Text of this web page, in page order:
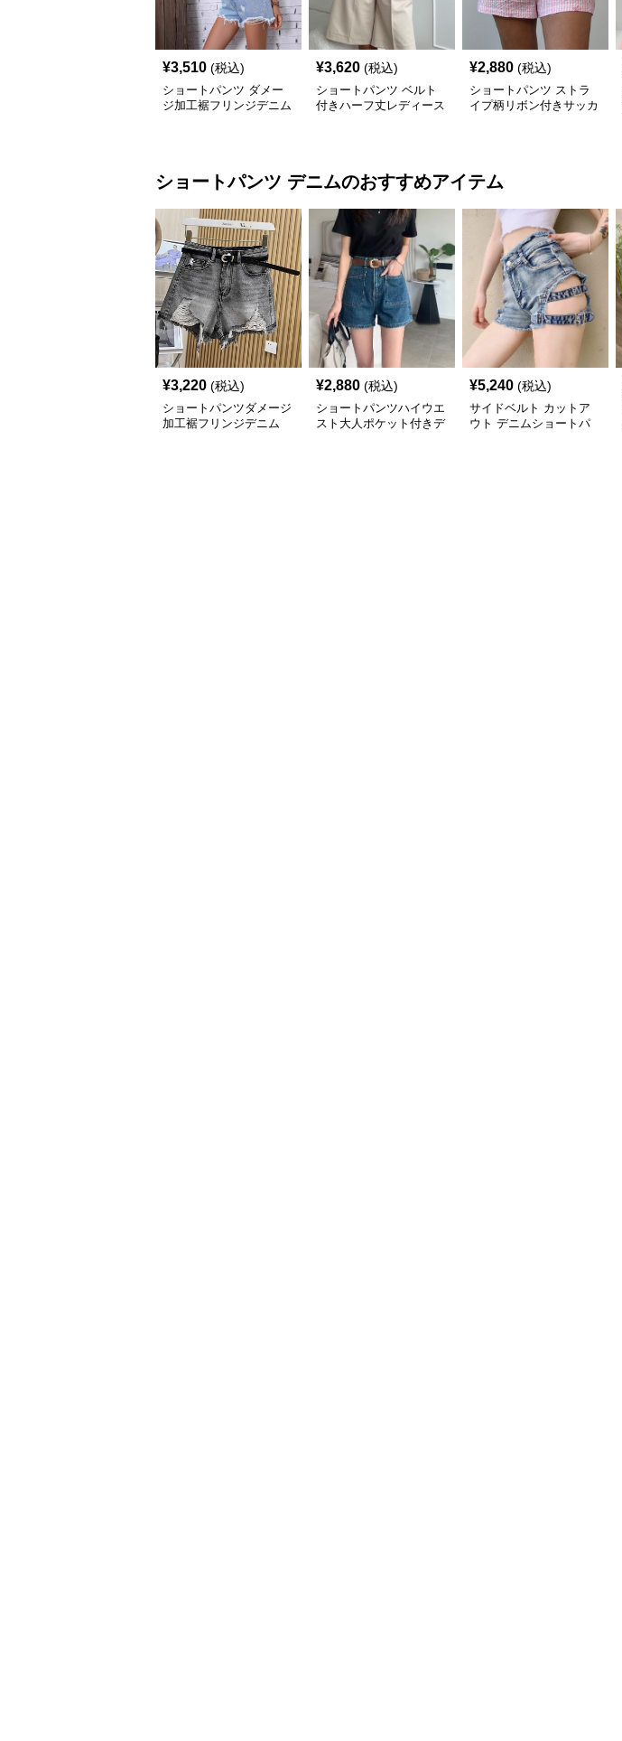
¥3,510 (税込)
ショートパンツ ダメー
ジ加工裾フリンジデニム
¥3,620 (税込)
ショートパンツ ベルト
付きハーフ丈レディース
¥2,880 (税込)
ショートパンツ ストラ
イプ柄リボン付きサッカ
ショートパンツ デニムのおすすめアイテム
¥3,220 (税込)
ショートパンツダメージ
加工裾フリンジデニム
¥2,880 (税込)
ショートパンツハイウエ
スト大人ポケット付きデ
¥5,240 (税込)
サイドベルト カットア
ウト デニムショートパ